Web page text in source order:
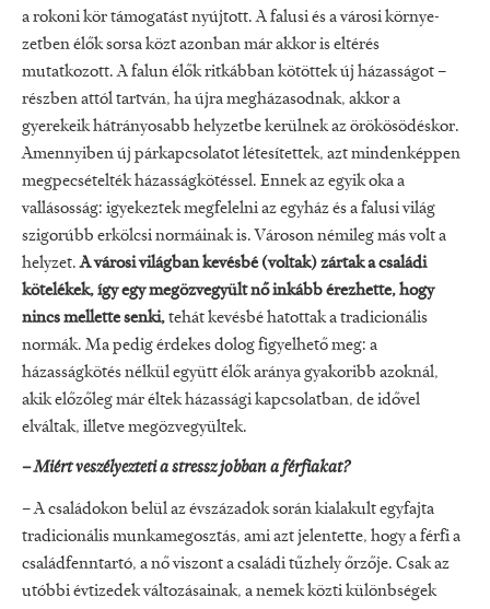
a rokoni kör támoga­tást nyújtott. A falusi és a városi környe­
zetben élők sorsa közt azonban már ak­kor is eltérés
mutatkozott. A falun élők ritkábban kötöttek új házasságot –
rész­ben attól tartván, ha újra megházasod­nak, akkor a
gyerekeik hátrányosabb helyzetbe kerülnek az örökösödéskor.
Amennyiben új párkapcsolatot létesítet­tek, azt mindenképpen
megpecsételték házasságkötéssel. Ennek az egyik oka a
vallásosság: igyekeztek megfelelni az egyház és a falusi világ
szigorúbb erköl­csi normáinak is. Városon némileg más volt a
helyzet.A városi világban kevésbé (voltak) zártak a családi
kötelékek, így egy megözvegyült nő inkább érezhette, hogy
nincs mellette senki,tehát kevés­bé hatottak a tradicionális
normák. Ma pedig érdekes dolog figyelhető meg: a
házasságkötés nélkül együtt élők aránya gyakoribb azoknál,
akik előzőleg már éltek házassági kapcsolatban, de idővel
elváltak, illetve megözvegyültek.
– Miért veszélyezteti a stressz jobban a férfiakat?
– A családokon belül az évszáza­dok során kialakult egyfajta
tradici­onális munkamegosztás, ami azt je­lentette, hogy a férfi a
családfenntar­tó, a nő viszont a családi tűzhely őrző­je. Csak az
utóbbi évtizedek változásainak, a nemek közti különbségek